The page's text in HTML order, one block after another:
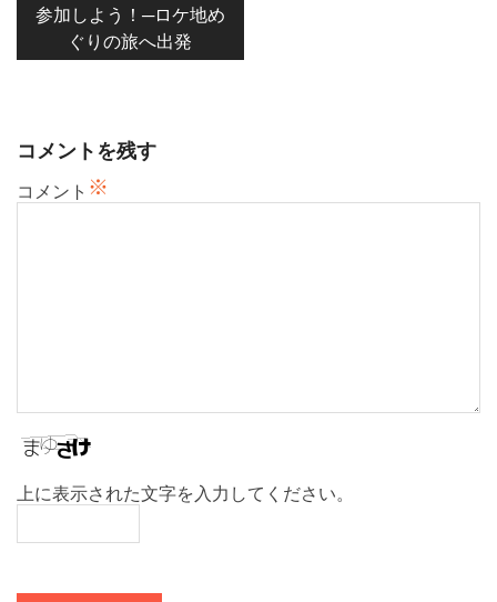
ビ
ン
参加しよう！─ロケ地め
ぐりの旅へ出発
コメントを残す
コメント ※
上に表示された文字を入力してください。